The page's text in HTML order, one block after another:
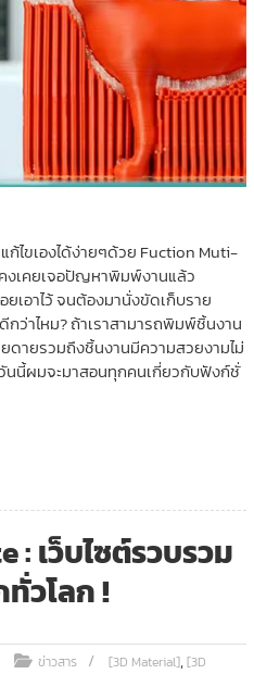
ก้ไขเองได้ง่ายๆด้วย Fuction Muti-
เคยเจอปัญหาพิมพ์งานแล้ว
เอาไว้ จนต้องมานั่งขัดเก็บราย
กว่าไหม? ถ้าเราสามารถพิมพ์ชิ้นงาน
ดายรวมถึงชิ้นงานมีความสวยงามไม่
นนี้ผมจะมาสอนทุกคนเกี่ยวกับฟังก์ชั่
เว็บไซต์รวบรวม
วโลก !
ข่าวสาร [3D Material],[3D